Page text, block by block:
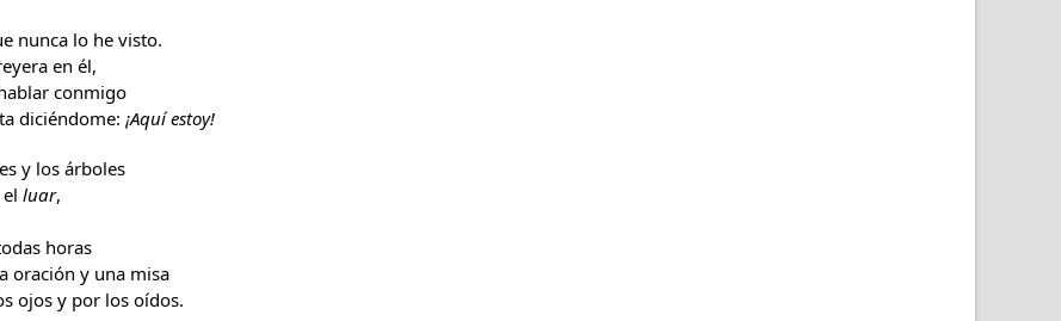
nunca lo he visto.
en él,
conmigo
diciéndome: ¡Aquí estoy!
y los árboles
luar,
horas
oración y una misa
ojos y por los oídos.